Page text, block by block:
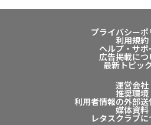
プライバシーポ
利用規約
ヘルプ・サポ
広告掲載につ
最新トピッ
運営会社
推奨環境
利用者情報の外部
媒体資料
レタスクラブ